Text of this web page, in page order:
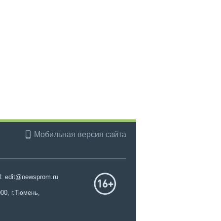
Мобильная версия сайта
edit@newsprom.ru
г.Тюмень,